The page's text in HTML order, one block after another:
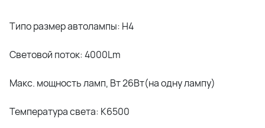
Типо размер автолампы: H4
Световой поток: 4000Lm
Макс. мощность ламп, Вт 26Вт(на одну лампу)
Температура света: К6500